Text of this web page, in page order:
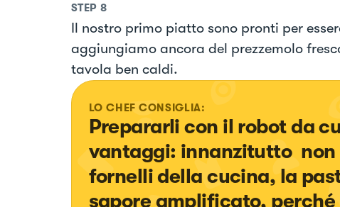
STEP 8
Il nostro primo piatto sono pronti per
aggiungiamo ancora del prezzemolo
tavola ben caldi.
LO CHEF CONSIGLIA:
Prepararli con il robot da
vantaggi: innanzitutto
fornelli della cucina, la
sapore amplificato,